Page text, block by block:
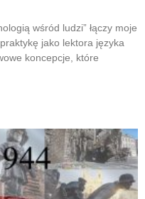
wśród ludzi” łączy moje
jako lektora języka
koncepcje, które